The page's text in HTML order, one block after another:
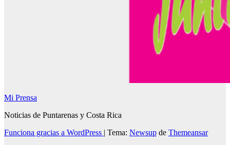
Mi Prensa
Noticias de Puntarenas y Costa Rica
Funciona gracias a WordPress | Tema: Newsup de Themeansar